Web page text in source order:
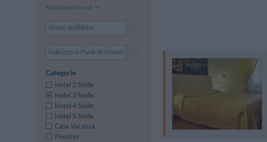
Mostra più servizi
Categorie
Hotel 2 Stelle
Hotel 3 Stelle
Hotel 4 Stelle
Hotel 5 Stelle
Case Vacanza
Pensioni